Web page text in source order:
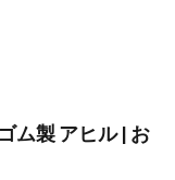
ム製 アヒル | お